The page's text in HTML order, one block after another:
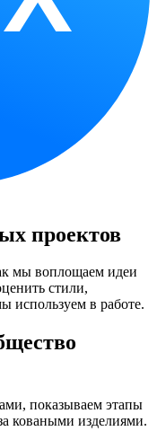
проектов
мы воплощаем идеи
стили,
используем в работе.
показываем этапы
коваными изделиями.